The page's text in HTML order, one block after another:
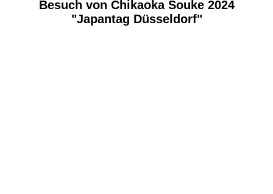
Besuch von Chikaoka Souke 2024
"Japantag Düsseldorf"